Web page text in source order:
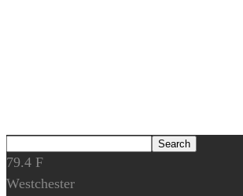
79.4 F
Westchester